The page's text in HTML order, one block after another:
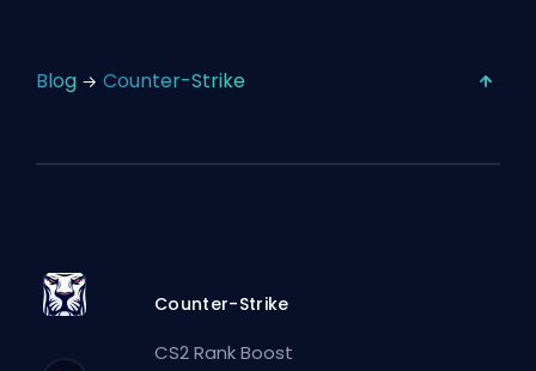
Blog Counter-Strike
Counter-Strike
CS2 Rank Boost